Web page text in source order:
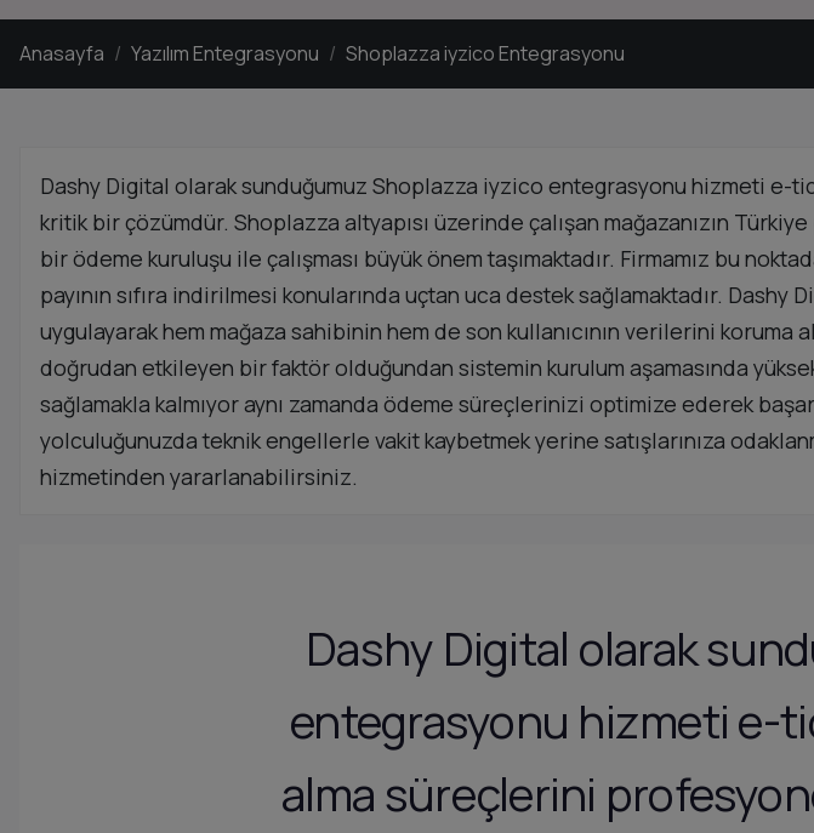
Anasayfa Yazılım Entegrasyonu Shoplazza iyzico Entegrasyonu
Dashy Digital olarak sunduğumuz Shoplazza iyzico entegrasyonu hizmeti
kritik bir çözümdür. Shoplazza altyapısı üzerinde çalışan mağazanızın
bir ödeme kuruluşu ile çalışması büyük önem taşımaktadır. Firmamız bu
payının sıfıra indirilmesi konularında uçtan uca destek sağlamaktadır.
uygulayarak hem mağaza sahibinin hem de son kullanıcının verilerini koruma
doğrudan etkileyen bir faktör olduğundan sistemin kurulum aşamasında
sağlamakla kalmıyor aynı zamanda ödeme süreçlerinizi optimize ederek
yolculuğunuzda teknik engellerle vakit kaybetmek yerine satışlarınıza
hizmetinden yararlanabilirsiniz.
Dashy Digital olarak
entegrasyonu hizmeti e-
alma süreçlerini